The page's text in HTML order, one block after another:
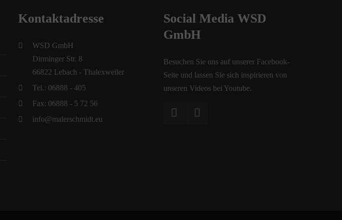
Kontaktadresse
WSD GmbH
Dirminger Str. 8
66822 Lebach - Thalexweiler
Tel.: 06888 - 405
Fax: 06888 - 5 72 56
info@malerschmidt.eu
Social Media WSD
GmbH
Besuchen Sie uns auf unserer Facebook-
Seite und lassen Sie sich inspirieren von
unseren Videos bei Youtube.